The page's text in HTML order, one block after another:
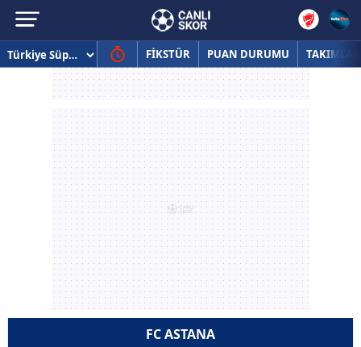
FİKSTÜR PUAN DURUMU TAKIMLAR
FC ASTANA